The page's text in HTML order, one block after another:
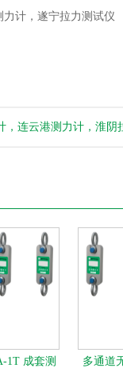
力计，遂宁拉力测试仪
，连云港测力计，淮阴
1T 成套测
多通道